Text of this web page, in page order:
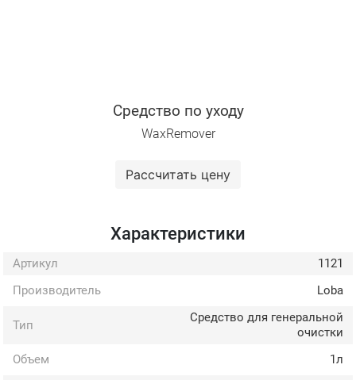
Средство по уходу
WaxRemover
Рассчитать цену
Характеристики
Артикул
1121
Производитель
Loba
Тип
Средство для генеральной
очистки
Объем
1л